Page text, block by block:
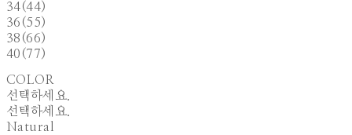
34(44)
36(55)
38(66)
40(77)
COLOR
선택하세요.
선택하세요.
Natural